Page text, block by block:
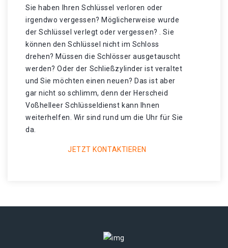
Sie haben Ihren Schlüssel verloren oder
irgendwo vergessen? Möglicherweise wurde
der Schlüssel verlegt oder vergessen? . Sie
können den Schlüssel nicht im Schloss
drehen? Müssen die Schlösser ausgetauscht
werden? Oder der Schließzylinder ist veraltet
und Sie möchten einen neuen? Das ist aber
gar nicht so schlimm, denn der Herscheid
Voßhelleer Schlüsseldienst kann Ihnen
weiterhelfen. Wir sind rund um die Uhr für Sie
da.
JETZT KONTAKTIEREN